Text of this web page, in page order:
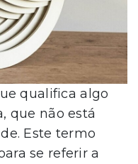
qualifica algo
que não está
Este termo
se referir a